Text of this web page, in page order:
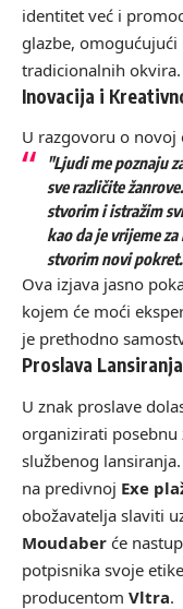
identitet već i
glazbe, omogućujući
tradicionalnih okvira.
Inovacija i
U razgovoru o novoj
"Ljudi me poznaju
sve različite
stvorim i istražim
kao da je vrijeme
stvorim novi
Ova izjava jasno
kojem će moći
je prethodno
Proslava Lansiranja
U znak proslave
organizirati posebnu
službenog
na predivnoj Exe
obožavatelja slaviti
Moudaber će
potpisnika svoje
producentom Vltra.